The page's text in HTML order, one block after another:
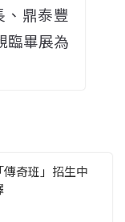
鼎泰豐
臨畢展為
奇班」招生中